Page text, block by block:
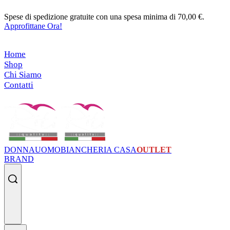
to
content
Spese di spedizione gratuite con una spesa minima di 70,00 €.
Approfittane Ora!
Home
Shop
Chi Siamo
Contatti
DONNAUOMOBIANCHERIA CASAOUTLET
BRAND
Search